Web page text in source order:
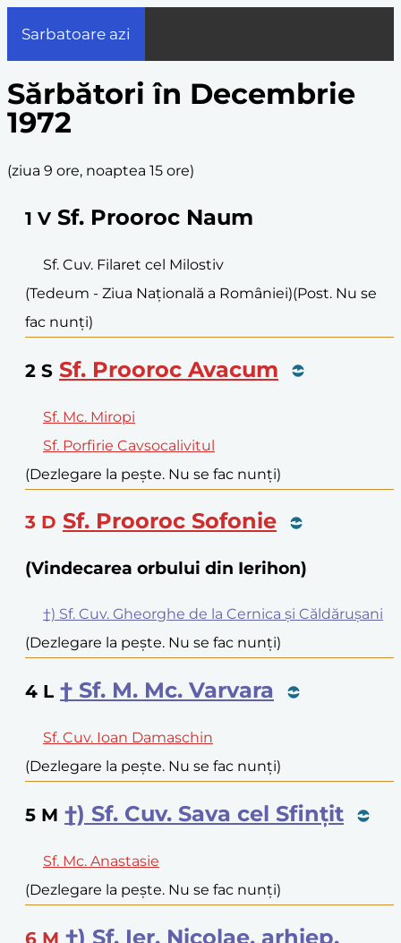
Sarbatoare azi
Sărbători în Decembrie
1972
(ziua 9 ore, noaptea 15 ore)
1 V Sf. Prooroc Naum
Sf. Cuv. Filaret cel Milostiv
(Tedeum - Ziua Națională a României)(Post. Nu se
fac nunți)
2 S Sf. Prooroc Avacum
Sf. Mc. Miropi
Sf. Porfirie Cavsocalivitul
(Dezlegare la pește. Nu se fac nunți)
3 D Sf. Prooroc Sofonie
(Vindecarea orbului din Ierihon)
†) Sf. Cuv. Gheorghe de la Cernica și Căldărușani
(Dezlegare la pește. Nu se fac nunți)
4 L † Sf. M. Mc. Varvara
Sf. Cuv. Ioan Damaschin
(Dezlegare la pește. Nu se fac nunți)
5 M †) Sf. Cuv. Sava cel Sfințit
Sf. Mc. Anastasie
(Dezlegare la pește. Nu se fac nunți)
6 M †) Sf. Ier. Nicolae, arhiep.